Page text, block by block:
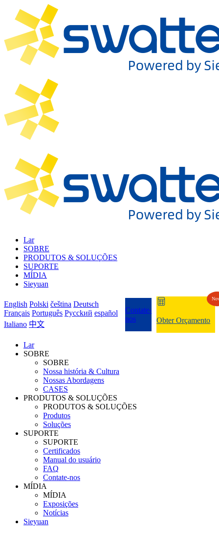
Lar
SOBRE
PRODUTOS & SOLUÇÕES
SUPORTE
MÍDIA
Sieyuan
English Polski čeština Deutsch
Français Português Pycckий español
Italiano 中文
Contate-
nos
Obter Orçamento
Lar
SOBRE
SOBRE
Nossa história & Cultura
Nossas Abordagens
CASES
PRODUTOS & SOLUÇÕES
PRODUTOS & SOLUÇÕES
Produtos
Soluções
SUPORTE
SUPORTE
Certificados
Manual do usuário
FAQ
Contate-nos
MÍDIA
MÍDIA
Exposições
Notícias
Sieyuan